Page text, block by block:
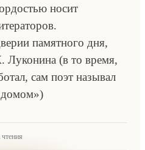
носит
памятного дня,
Луконина (в то время,
сам поэт называл
домом»)